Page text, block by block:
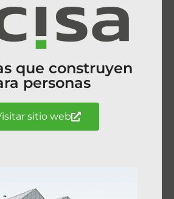
que construyen
personas
sitio web